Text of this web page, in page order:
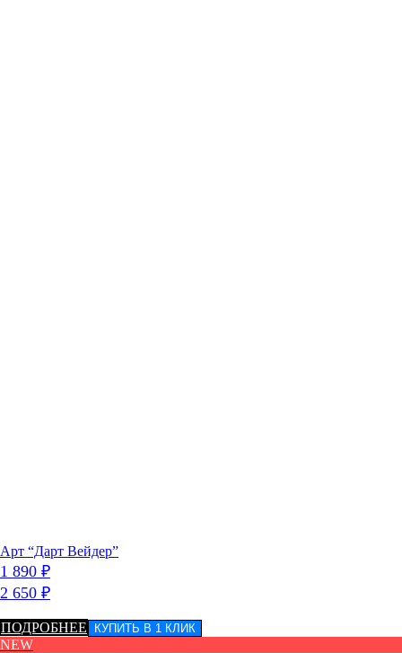
Арт “Дарт Вейдер”
1 890 ₽
2 650 ₽
ПОДРОБНЕЕ КУПИТЬ В 1 КЛИК
NEW